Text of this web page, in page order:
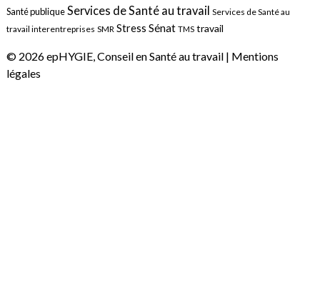
Santé publique Services de Santé au travail Services de Santé au
travail interentreprises SMR Stress Sénat TMS travail
© 2026 epHYGIE, Conseil en Santé au travail | Mentions
légales